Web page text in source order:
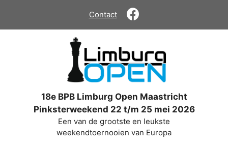
de
Contact
18e BPB Limburg Open Maastricht
Pinksterweekend 22 t/m 25 mei 2026
Een van de grootste en leukste
weekendtoernooien van Europa